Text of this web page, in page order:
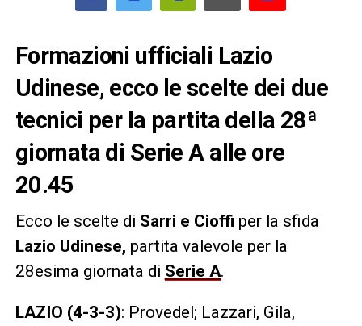
Formazioni ufficiali Lazio
Udinese, ecco le scelte dei due
tecnici per la partita della 28ª
giornata di Serie A alle ore
20.45
Ecco le scelte di Sarri e Cioffi per la sfida
Lazio Udinese, partita valevole per la
28esima giornata di Serie A.
LAZIO (4-3-3): Provedel; Lazzari, Gila,